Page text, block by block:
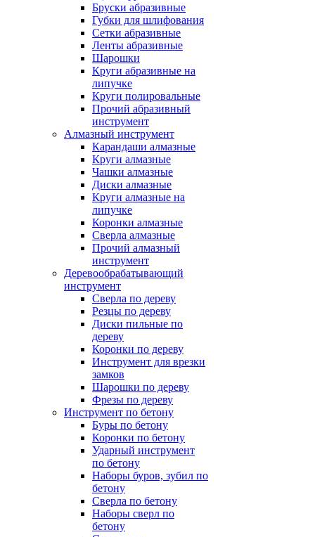
Бруски абразивные
Губки для шлифования
Сетки абразивные
Ленты абразивные
Шарошки
Круги абразивные на
липучке
Круги полировальные
Прочий абразивный
инструмент
Алмазный инструмент
Карандаши алмазные
Круги алмазные
Чашки алмазные
Диски алмазные
Круги алмазные на
липучке
Коронки алмазные
Сверла алмазные
Прочий алмазный
инструмент
Деревообрабатывающий
инструмент
Сверла по дереву
Резцы по дереву
Диски пильные по
дереву
Коронки по дереву
Инструмент для врезки
замков
Шарошки по дереву
Фрезы по дереву
Инструмент по бетону
Буры по бетону
Коронки по бетону
Ударный инструмент
по бетону
Наборы буров, зубил по
бетону
Сверла по бетону
Наборы сверл по
бетону